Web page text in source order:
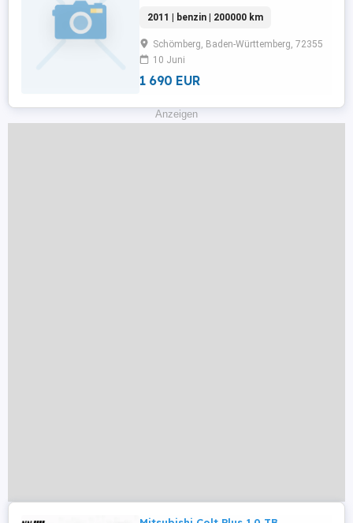
Fensterheber,Lederlenkrad,Zentralverriegelung
2011 | benzin | 200000 km
Schömberg, Baden-Württemberg, 72355
10 Juni
1 690 EUR
Anzeigen